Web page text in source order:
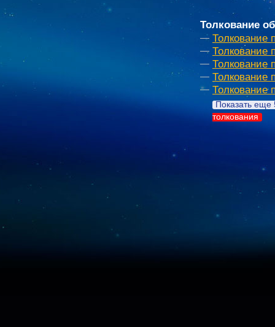
Толкование
Толкование
Толкование
Толкование
Толкование
Толкование
Показать еще
толкования